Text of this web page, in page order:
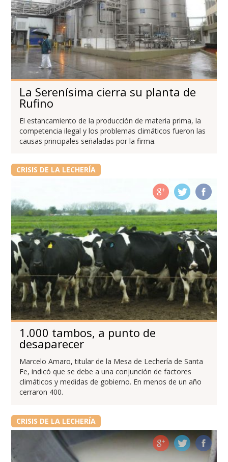
La Serenísima cierra su planta de
Rufino
El estancamiento de la producción de materia prima, la
competencia ilegal y los problemas climáticos fueron las
causas principales señaladas por la firma.
CRISIS DE LA LECHERÍA
1.000 tambos, a punto de
desaparecer
Marcelo Amaro, titular de la Mesa de Lechería de Santa
Fe, indicó que se debe a una conjunción de factores
climáticos y medidas de gobierno. En menos de un año
cerraron 400.
CRISIS DE LA LECHERÍA